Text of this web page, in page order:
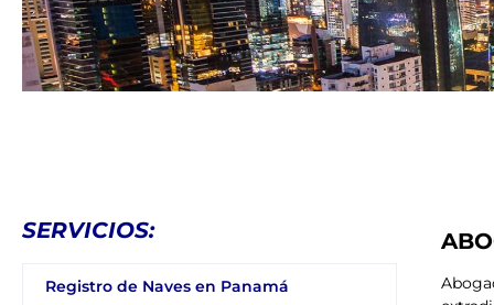
SERVICIOS:
Registro de Naves en Panamá